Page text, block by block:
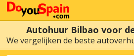
Autohuur Bilbao voor
We vergelijken de beste